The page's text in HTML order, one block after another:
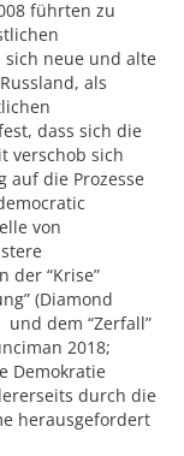
führten zu
sich neue und alte
als
dass sich die
verschob sich
auf die Prozesse
von
der “Krise”
(Diamond
und dem “Zerfall”
2018;
Demokratie
durch die
herausgefordert